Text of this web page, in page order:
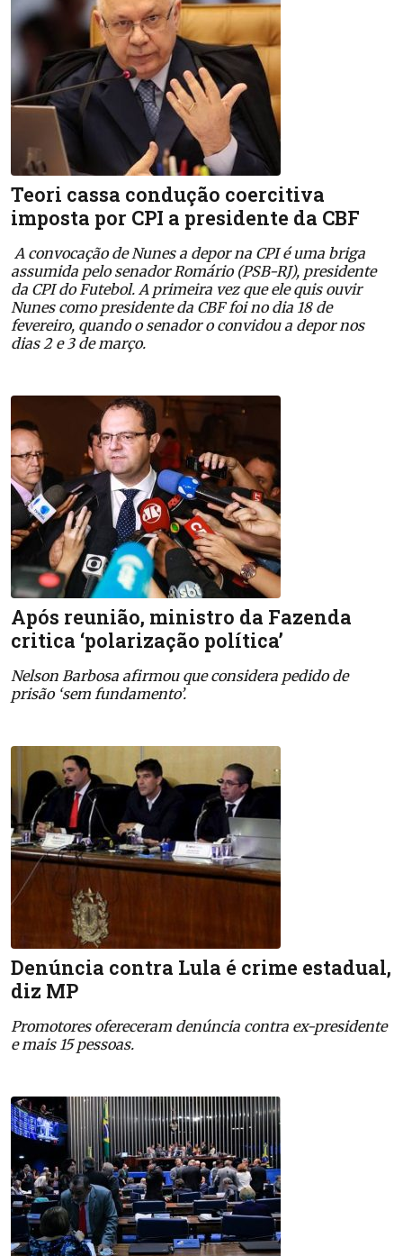
Teori cassa condução coercitiva
imposta por CPI a presidente da CBF
A convocação de Nunes a depor na CPI é uma briga
assumida pelo senador Romário (PSB-RJ), presidente
da CPI do Futebol. A primeira vez que ele quis ouvir
Nunes como presidente da CBF foi no dia 18 de
fevereiro, quando o senador o convidou a depor nos
dias 2 e 3 de março.
Após reunião, ministro da Fazenda
critica ‘polarização política’
Nelson Barbosa afirmou que considera pedido de
prisão ‘sem fundamento’.
Denúncia contra Lula é crime estadual,
diz MP
Promotores ofereceram denúncia contra ex-presidente
e mais 15 pessoas.